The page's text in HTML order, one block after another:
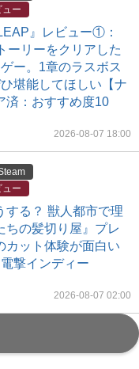
ュー
』レビュー①：
ーリーをクリアした
ー。1章のラスボス
堪能してほしい【ナ
済：おすすめ度10
2026-08-07 18:00
ュー
する？ 獣人都市で理
ちの髪切り屋』プレ
カット体験が面白い
撃インディー
2026-08-07 02:00